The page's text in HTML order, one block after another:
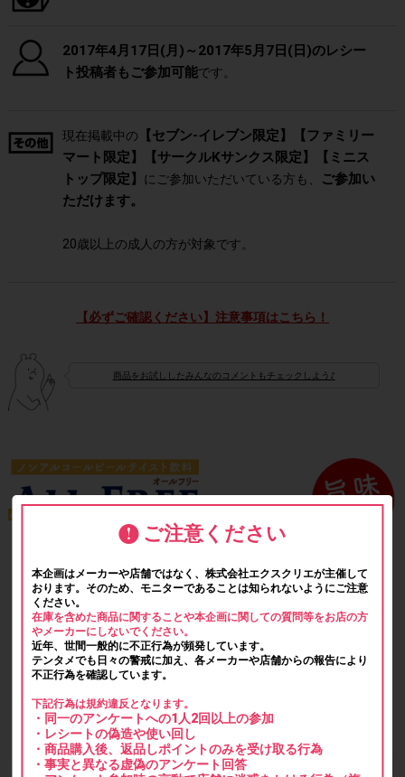
2017年4月17日(月)～2017年5月7日(日)のレシー
ト投稿者もご参加可能です。
現在掲載中の
【セブン-イレブン限定】【ファミリー
マート限定】【サークルKサンクス限定】【ミニス
トップ限定】
にご参加いただいている方も、
ご参加い
ただけます。
20歳以上の成人の方が対象です。
【必ずご確認ください】注意事項はこちら！
商品をお試ししたみんなのコメントもチェックしよう♪
ご注意ください
本企画はメーカーや店舗ではなく、株式会社エクスクリエが主催して
おります。そのため、モニターであることは知られないようにご注意
ください。
在庫を含めた商品に関することや本企画に関しての質問等をお店の方
やメーカーにしないでください。
近年、世間一般的に不正行為が頻発しています。
テンタメでも日々の警戒に加え、各メーカーや店舗からの報告により
不正行為を確認しています。
下記行為は規約違反となります。
・同一のアンケートへの1人2回以上の参加
・レシートの偽造や使い回し
・商品購入後、返品しポイントのみを受け取る行為
・事実と異なる虚偽のアンケート回答